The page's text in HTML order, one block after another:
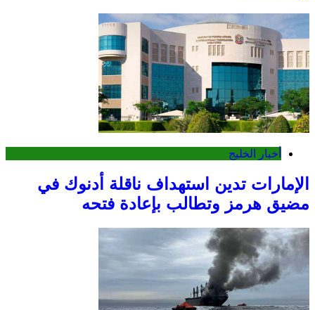
أخبار الخليج
الإمارات تدين استهداف ناقلة أدنوك في
مضيق هرمز وتطالب بإعادة فتحه